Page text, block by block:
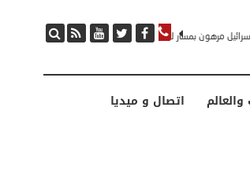
مصدر سعودي لـCNN: التطبيع مع إسرائيل مرهون بمسار لا رجعة فيه نحو إقامة دولة فلسطينية
اتصال و ميديا